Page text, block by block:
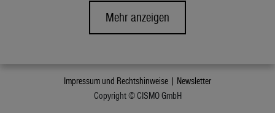
Mehr anzeigen
Impressum und Rechtshinweise | Newsletter
Copyright © CISMO GmbH